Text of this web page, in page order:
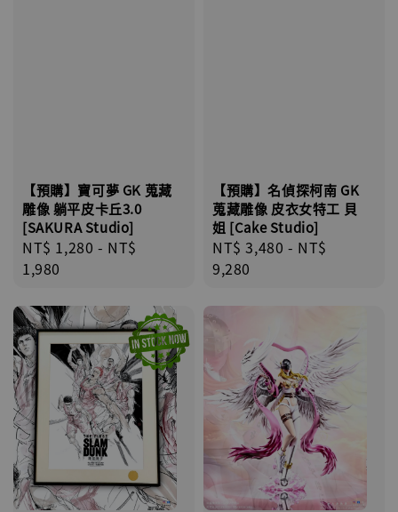
【預購】寶可夢 GK 蒐藏
雕像 躺平皮卡丘3.0
[SAKURA Studio]
Regular
price
NT$ 1,280 - NT$
1,980
【預購】名偵探柯南 GK
蒐藏雕像 皮衣女特工 貝
姐 [Cake Studio]
Regular
price
NT$ 3,480 - NT$
9,280